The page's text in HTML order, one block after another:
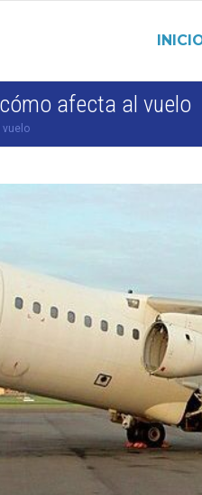
afecta al vuelo
vuelo